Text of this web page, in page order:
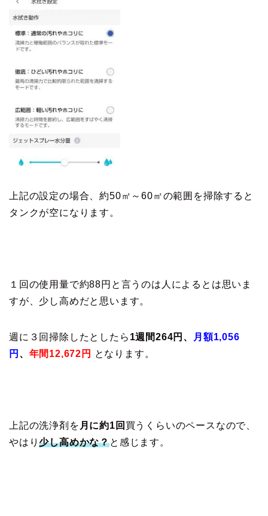
上記の設定の場合、約50㎡～60㎡の範囲を掃除すると
タンクが空になります。
１回の使用量で約88円と言うのは人によるとは思いま
すが、少し高めだと思います。
週に３回掃除したとしたら 1週間264円、
月額1,056
円 、 年間12,672円 となります。
上記の洗浄剤を 月に約1回 買うくらいのペースなので、
やはり少し高めかな？と感じます。